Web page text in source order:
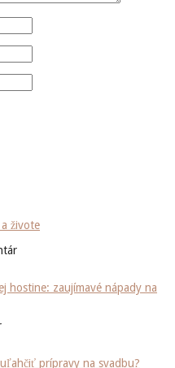
živote
hostine: zaujímavé nápady na
prípravy na svadbu?